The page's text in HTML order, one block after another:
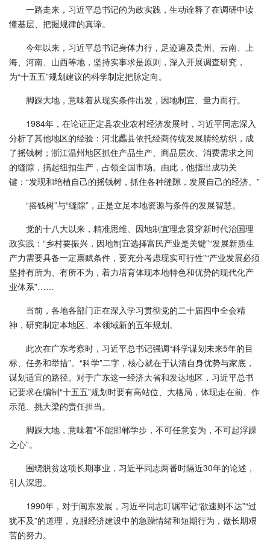
一路走来，习近平总书记的为政实践，生动诠释了在调研中读
懂基层、把握规律的真谛。
今年以来，习近平总书记身体力行，足迹遍及贵州、云南、上
海、河南、山西等地，坚持实事求是原则，深入开展调查研究，
为“十五五”规划建议的科学制定把脉定向。
脚踩大地，意味着从现实条件出发，因地制宜、量力而行。
1984年，在论证正定县农业农村经济发展时，习近平同志深入
分析了其他地区的经验：河北蠡县依托经商传统发展腈纶纺织，成
了摇钱树；浙江温州地区抓住产品生产、商品层次、消费需求之间
的缝隙，搞起纽扣生产，占领全国市场。由此，他指出成功关
键：“发现和培植自己的摇钱树，抓住各种缝隙，发展自己的经济。”
“摇钱树”与“缝隙”，正是立足本地资源与条件的发展智慧。
党的十八大以来，精准思维、因地制宜理念贯穿新时代治国理
政实践：“乡村要振兴，因地制宜选择富民产业是关键”“发展新质生
产力需要具备一定禀赋条件，要充分考虑现实可行性”“产业发展必须
坚持有所为、有所不为，着力培育体现本地特色和优势的现代化产
业体系”……
当前，各地各部门正在深入学习贯彻党的二十届四中全会精
神，研究制定本地区、本领域新的五年规划。
此次在广东考察时，习近平总书记强调“科学谋划未来5年的目
标、任务和举措”。“科学”二字，核心就在于认清自身优势与家底，
谋划适宜的路径。对于广东这一经济大省和发达地区，习近平总书
记要求在编制“十五五”规划时要有高站位、大格局，体现走在前、作
示范、挑大梁的责任担当。
脚踩大地，意味着“不能邯郸学步，不可任意妄为，不可起浮躁
之心”。
围绕脱贫这项长期事业，习近平同志两番时隔近30年的论述，
引人深思。
1990年，对于闽东发展，习近平同志叮嘱牢记“欲速则不达”“过
犹不及”的道理，克服经济建设中的急躁情绪和短期行为，做长期艰
苦的努力。